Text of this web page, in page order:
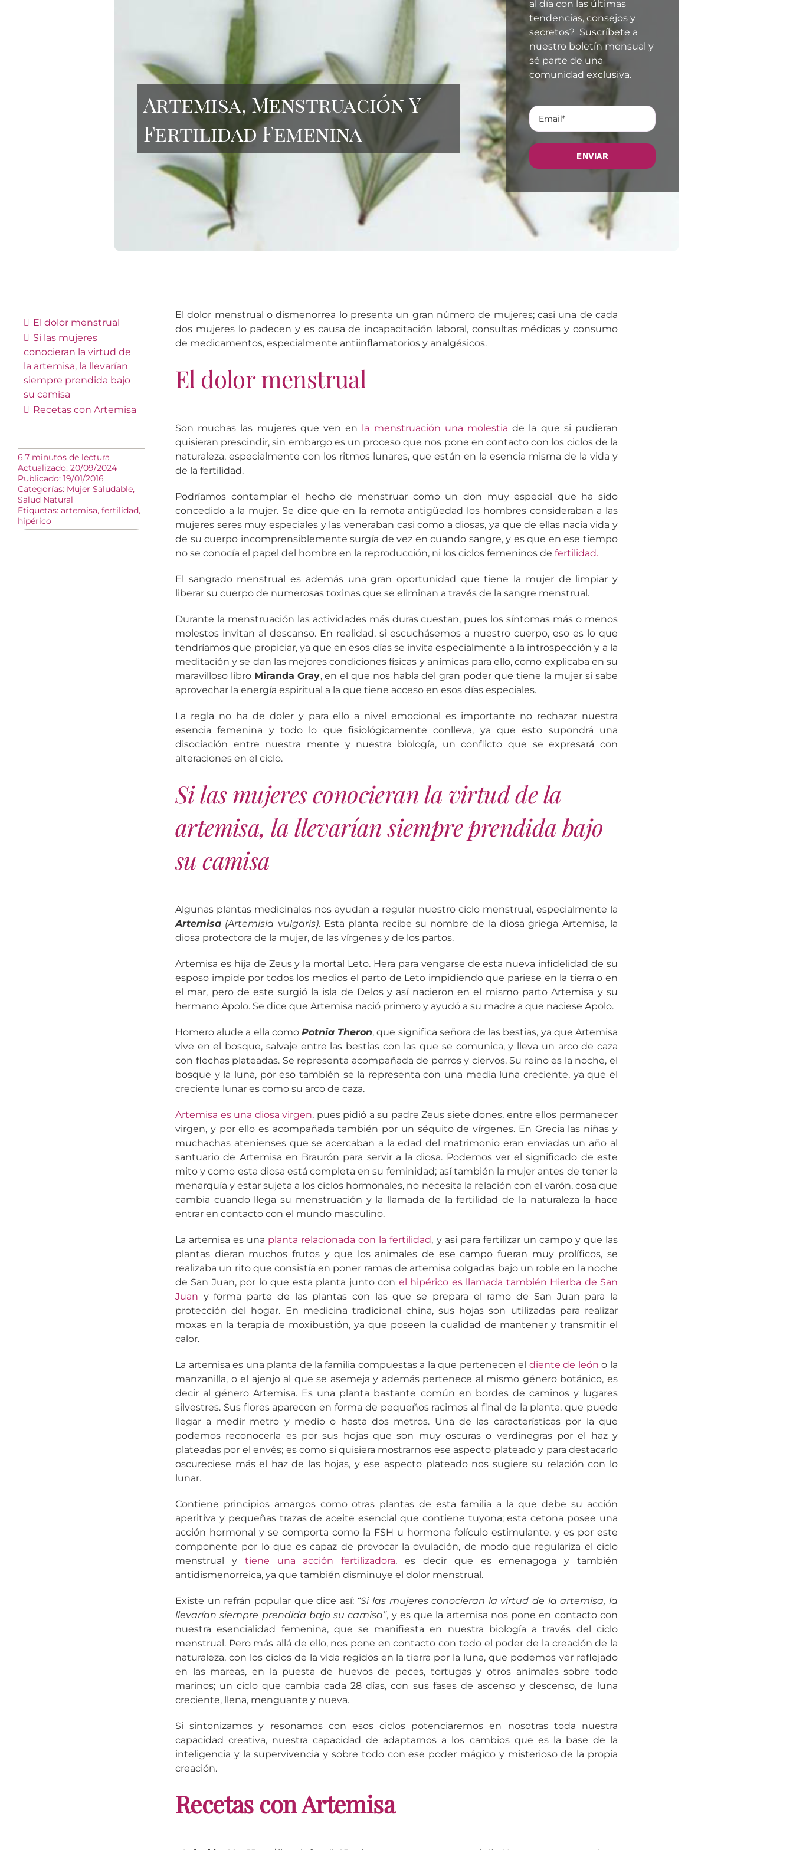
Artemisa, Menstruación Y
Fertilidad Femenina
al día con las últimas
tendencias, consejos y
secretos? Suscríbete a
nuestro boletín mensual y
sé parte de una
comunidad exclusiva.
El dolor menstrual
Si las mujeres
conocieran la virtud de
la artemisa, la llevarían
siempre prendida bajo
su camisa
Recetas con Artemisa
6,7 minutos de lectura
Actualizado: 20/09/2024
Publicado: 19/01/2016
Categorías: Mujer Saludable,
Salud Natural
Etiquetas: artemisa, fertilidad,
hipérico
El dolor menstrual o dismenorrea lo presenta un gran número de mujeres; casi una de cada
dos mujeres lo padecen y es causa de incapacitación laboral, consultas médicas y consumo
de medicamentos, especialmente antiinflamatorios y analgésicos.
El dolor menstrual
Son muchas las mujeres que ven en la menstruación una molestia de la que si pudieran
quisieran prescindir, sin embargo es un proceso que nos pone en contacto con los ciclos de la
naturaleza, especialmente con los ritmos lunares, que están en la esencia misma de la vida y
de la fertilidad.
Podríamos contemplar el hecho de menstruar como un don muy especial que ha sido
concedido a la mujer. Se dice que en la remota antigüedad los hombres consideraban a las
mujeres seres muy especiales y las veneraban casi como a diosas, ya que de ellas nacía vida y
de su cuerpo incomprensiblemente surgía de vez en cuando sangre, y es que en ese tiempo
no se conocía el papel del hombre en la reproducción, ni los ciclos femeninos defertilidad.
El sangrado menstrual es además una gran oportunidad que tiene la mujer de limpiar y
liberar su cuerpo de numerosas toxinas que se eliminan a través de la sangre menstrual.
Durante la menstruación las actividades más duras cuestan, pues los síntomas más o menos
molestos invitan al descanso. En realidad, si escuchásemos a nuestro cuerpo, eso es lo que
tendríamos que propiciar, ya que en esos días se invita especialmente a la introspección y a la
meditación y se dan las mejores condiciones físicas y anímicas para ello, como explicaba en su
maravilloso libro Miranda Gray, en el que nos habla del gran poder que tiene la mujer si sabe
aprovechar la energía espiritual a la que tiene acceso en esos días especiales.
La regla no ha de doler y para ello a nivel emocional es importante no rechazar nuestra
esencia femenina y todo lo que fisiológicamente conlleva, ya que esto supondrá una
disociación entre nuestra mente y nuestra biología, un conflicto que se expresará con
alteraciones en el ciclo.
Si las mujeres conocieran la virtud de la
artemisa, la llevarían siempre prendida bajo
su camisa
Algunas plantas medicinales nos ayudan a regular nuestro ciclo menstrual, especialmente la
Artemisa (Artemisia vulgaris). Esta planta recibe su nombre de la diosa griega Artemisa, la
diosa protectora de la mujer, de las vírgenes y de los partos.
Artemisa es hija de Zeus y la mortal Leto. Hera para vengarse de esta nueva infidelidad de su
esposo impide por todos los medios el parto de Leto impidiendo que pariese en la tierra o en
el mar, pero de este surgió la isla de Delos y así nacieron en el mismo parto Artemisa y su
hermano Apolo. Se dice que Artemisa nació primero y ayudó a su madre a que naciese Apolo.
Homero alude a ella como Potnia Theron, que significa señora de las bestias, ya que Artemisa
vive en el bosque, salvaje entre las bestias con las que se comunica, y lleva un arco de caza
con flechas plateadas. Se representa acompañada de perros y ciervos. Su reino es la noche, el
bosque y la luna, por eso también se la representa con una media luna creciente, ya que el
creciente lunar es como su arco de caza.
Artemisa es una diosa virgen, pues pidió a su padre Zeus siete dones, entre ellos permanecer
virgen, y por ello es acompañada también por un séquito de vírgenes. En Grecia las niñas y
muchachas atenienses que se acercaban a la edad del matrimonio eran enviadas un año al
santuario de Artemisa en Braurón para servir a la diosa. Podemos ver el significado de este
mito y como esta diosa está completa en su feminidad; así también la mujer antes de tener la
menarquía y estar sujeta a los ciclos hormonales, no necesita la relación con el varón, cosa que
cambia cuando llega su menstruación y la llamada de la fertilidad de la naturaleza la hace
entrar en contacto con el mundo masculino.
La artemisa es una planta relacionada con la fertilidad, y así para fertilizar un campo y que las
plantas dieran muchos frutos y que los animales de ese campo fueran muy prolíficos, se
realizaba un rito que consistía en poner ramas de artemisa colgadas bajo un roble en la noche
de San Juan, por lo que esta planta junto con el hipérico es llamada también Hierba de San
Juan y forma parte de las plantas con las que se prepara el ramo de San Juan para la
protección del hogar. En medicina tradicional china, sus hojas son utilizadas para realizar
moxas en la terapia de moxibustión, ya que poseen la cualidad de mantener y transmitir el
calor.
La artemisa es una planta de la familia compuestas a la que pertenecen el diente de león o la
manzanilla, o el ajenjo al que se asemeja y además pertenece al mismo género botánico, es
decir al género Artemisa. Es una planta bastante común en bordes de caminos y lugares
silvestres. Sus flores aparecen en forma de pequeños racimos al final de la planta, que puede
llegar a medir metro y medio o hasta dos metros. Una de las características por la que
podemos reconocerla es por sus hojas que son muy oscuras o verdinegras por el haz y
plateadas por el envés; es como si quisiera mostrarnos ese aspecto plateado y para destacarlo
oscureciese más el haz de las hojas, y ese aspecto plateado nos sugiere su relación con lo
lunar.
Contiene principios amargos como otras plantas de esta familia a la que debe su acción
aperitiva y pequeñas trazas de aceite esencial que contiene tuyona; esta cetona posee una
acción hormonal y se comporta como la FSH u hormona folículo estimulante, y es por este
componente por lo que es capaz de provocar la ovulación, de modo que regulariza el ciclo
menstrual y tiene una acción fertilizadora, es decir que es emenagoga y también
antidismenorreica, ya que también disminuye el dolor menstrual.
Existe un refrán popular que dice así: “Si las mujeres conocieran la virtud de la artemisa, la
llevarían siempre prendida bajo su camisa”, y es que la artemisa nos pone en contacto con
nuestra esencialidad femenina, que se manifiesta en nuestra biología a través del ciclo
menstrual. Pero más allá de ello, nos pone en contacto con todo el poder de la creación de la
naturaleza, con los ciclos de la vida regidos en la tierra por la luna, que podemos ver reflejado
en las mareas, en la puesta de huevos de peces, tortugas y otros animales sobre todo
marinos; un ciclo que cambia cada 28 días, con sus fases de ascenso y descenso, de luna
creciente, llena, menguante y nueva.
Si sintonizamos y resonamos con esos ciclos potenciaremos en nosotras toda nuestra
capacidad creativa, nuestra capacidad de adaptarnos a los cambios que es la base de la
inteligencia y la supervivencia y sobre todo con ese poder mágico y misterioso de la propia
creación.
Recetas con Artemisa